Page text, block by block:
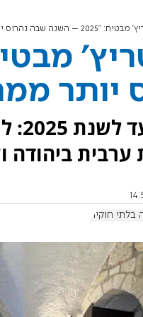
שבה נהרוס יותר ממה שהם בונים"
יותר
ערבית
בלתי חוקית